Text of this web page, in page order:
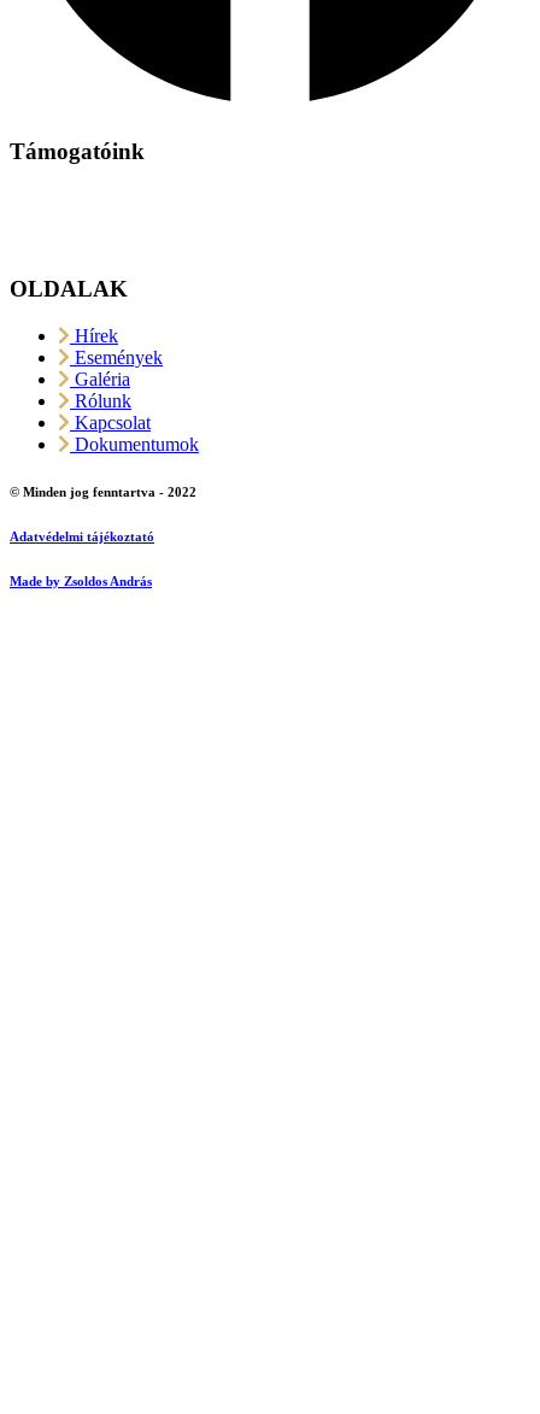
Támogatóink
OLDALAK
Hírek
Események
Galéria
Rólunk
Kapcsolat
Dokumentumok
© Minden jog fenntartva - 2022
Adatvédelmi tájékoztató
Made by Zsoldos András